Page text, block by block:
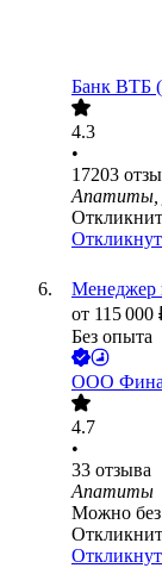
Банк ВТБ
4.3
•
17203
Апатиты,
Менеджер
от 115 000
Без опыта
ООО
4.7
•
33 отзыва
Апатиты
Можно